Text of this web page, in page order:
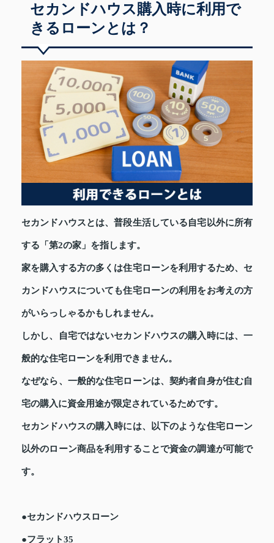
セカンドハウス購入時に利用で
きるローンとは？
セカンドハウスとは、普段生活している自宅以外に所有
する「第2の家」を指します。
家を購入する方の多くは住宅ローンを利用するため、セ
カンドハウスについても住宅ローンの利用をお考えの方
がいらっしゃるかもしれません。
しかし、自宅ではないセカンドハウスの購入時には、一
般的な住宅ローンを利用できません。
なぜなら、一般的な住宅ローンは、契約者自身が住む自
宅の購入に資金用途が限定されているためです。
セカンドハウスの購入時には、以下のような住宅ローン
以外のローン商品を利用することで資金の調達が可能で
す。
●セカンドハウスローン
●フラット35